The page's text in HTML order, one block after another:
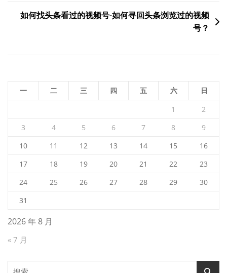
如何找头条看过的视频号-如何寻回头条浏览过的视频
号？
2026 年 8 月
一 二 三 四 五 六
日
1
2
3
4 5 6 7 8
9
10
11 12 13 14 15
16
17
18 19 20 21 22
23
24
25 26 27 28 29
30
31
« 7 月
搜